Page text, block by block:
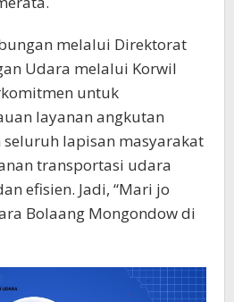
melalui Direktorat
Udara melalui Korwil
untuk
layanan angkutan
lapisan masyarakat
transportasi udara
efisien. Jadi, “Mari jo
Bolaang Mongondow di